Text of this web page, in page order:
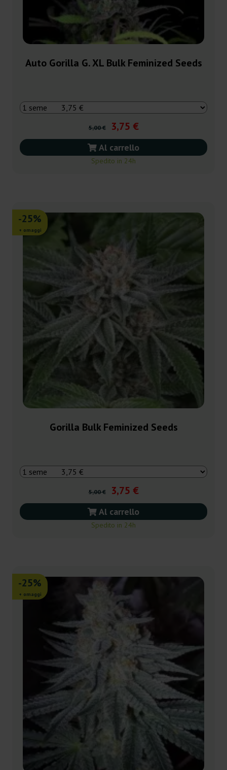
Auto Gorilla G. XL Bulk Feminized Seeds
5,00 € 3,75 €
Al carrello
Spedito in 24h
-25%
+ omaggi
Gorilla Bulk Feminized Seeds
5,00 € 3,75 €
Al carrello
Spedito in 24h
-25%
+ omaggi